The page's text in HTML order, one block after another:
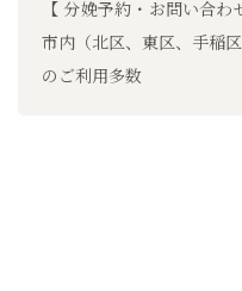
【 分娩予約・お問い合
市内（北区、東区、手稲
のご利用多数